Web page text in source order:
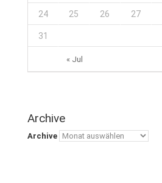
« Jul
24 25 26 27
31
Archive
Archive